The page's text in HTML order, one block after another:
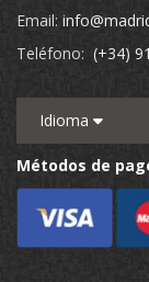
Email:
Teléfono: (+34)
Idioma
Métodos de